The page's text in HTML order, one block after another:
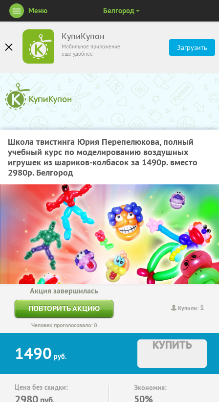
КупиКупон
Мобильное приложение
ещё удобнее
Загрузить
Меню Белгород
Школа твистинга Юрия Перепелюкова, полный
учебный курс по моделированию воздушных
игрушек из шариков-колбасок за 1490р. вместо
2980р. Белгород
Купили: 1
Акция завершилась
ПОВТОРИТЬ АКЦИЮ
Человек проголосовало: 0
1490 руб.
КУПИТЬ
Цена без скидки:
2980
Экономия:
50%